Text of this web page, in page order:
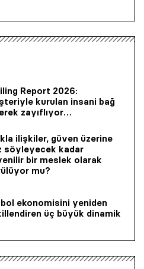
Report 2026:
kurulan insani bağ
zayıflıyor…
ilişkiler, güven üzerine
söyleyecek kadar
bir mes­lek olarak
mu?
ekonomisini yeniden
üç büyük dinamik